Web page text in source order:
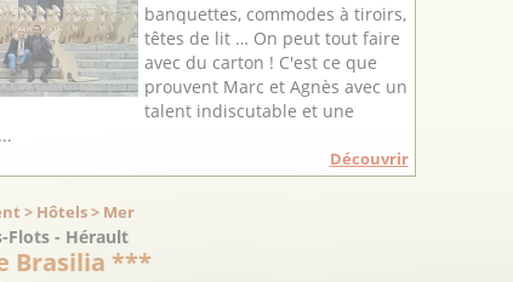
banquettes, commodes à tiroirs,
têtes de lit … On peut tout faire
avec du carton ! C'est ce que
prouvent Marc et Agnès avec un
talent indiscutable et une
Découvrir
> Hôtels > Mer
Flots - Hérault
Brasilia ***